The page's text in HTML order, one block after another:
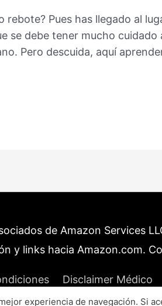
rebote? Pues has llegado al
se debe tener mucho
Pero descuida, aquí
de Amazon Services
y links hacia Amazon.com.
Disclaimer Médico
experiencia de navegación. Si